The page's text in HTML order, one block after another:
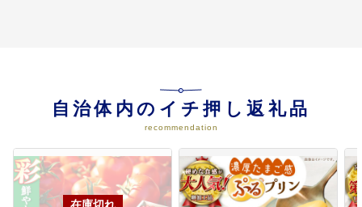
自治体内のイチ押し返礼品
recommendation